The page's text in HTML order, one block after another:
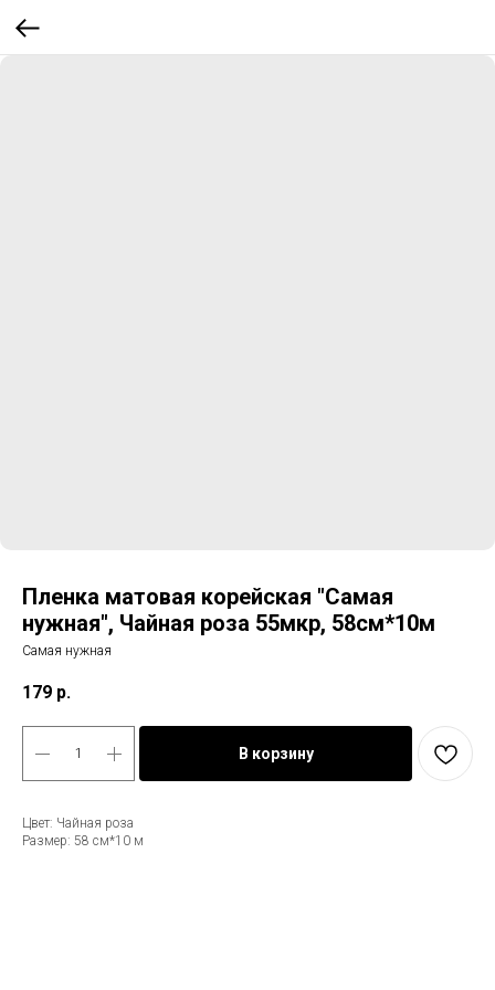
Пленка матовая корейская "Самая
нужная", Чайная роза 55мкр, 58см*10м
Самая нужная
179 р.
В корзину
Цвет: Чайная роза
Размер: 58 см*10 м